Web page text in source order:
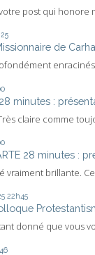
post qui honore
de
minutes :
claire comme
28 minutes :
vraiment brillante.
22h45
donné que vous